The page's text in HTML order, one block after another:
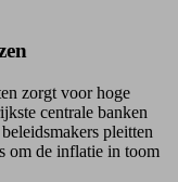
zorgt voor hoge
centrale banken
pleitten
om de inflatie in toom